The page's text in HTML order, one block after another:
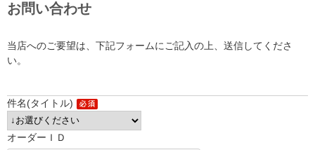
お問い合わせ
当店へのご要望は、下記フォームにご記入の上、送信してくださ
い。
件名(タイトル)
オーダーＩＤ